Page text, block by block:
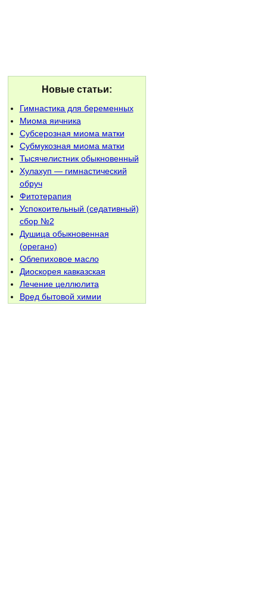
Новые статьи:
Гимнастика для беременных
Миома яичника
Субсерозная миома матки
Субмукозная миома матки
Тысячелистник обыкновенный
Хулахуп — гимнастический
обруч
Фитотерапия
Успокоительный (седативный)
сбор №2
Душица обыкновенная
(орегано)
Облепиховое масло
Диоскорея кавказская
Лечение целлюлита
Вред бытовой химии